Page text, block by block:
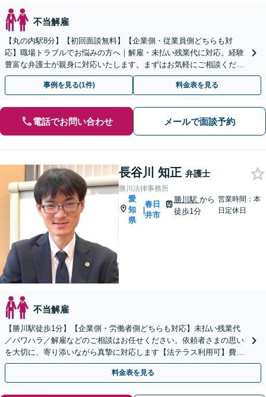
不当解雇
【丸の内駅8分】【初回面談無料】【企業側・従業員側どちらも対
応】職場トラブルでお悩みの方へ｜解雇・未払い残業代に対応。経験
豊富な弁護士が親身に対応いたします。まずはお気軽にご相談くださ
い。【土日・電話相談対応可】
事例を見る(1件) 料金表を見る
電話でお問い合わせ メールで面談予約
長谷川 知正 弁護士
勝川法律事務所
愛
知
県
|
春日
井市
勝川駅 から
徒歩1分
営業時間：本
日定休日
不当解雇
【勝川駅徒歩1分】【企業側・労働者側どちらも対応】未払い残業代
／パワハラ／解雇などのご相談はお任せください。依頼者さまの思い
を大切に、寄り添いながら真摯に対応します【法テラス利用可】費用
のお支払いに不安がある方も一度ご相談ください
料金表を見る